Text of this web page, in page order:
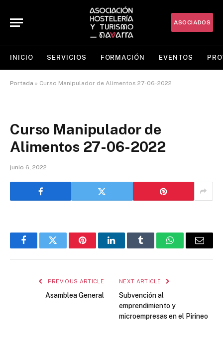
ASOCIADOS
INICIO SERVICIOS FORMACIÓN EVENTOS
Portada » Curso Manipulador de Alimentos 27-06-2022
Curso Manipulador de
Alimentos 27-06-2022
junio 6, 2022
FacebookTwitter PinterestLinkedInTumblr WhatsAppEmail
PREVIOUS ARTICLE
Asamblea General
NEXT ARTICLE
Subvención al
emprendimiento y
microempresas en el Pirineo